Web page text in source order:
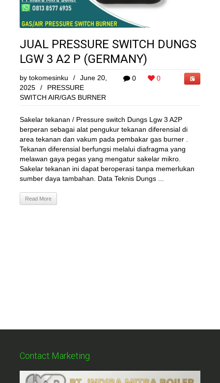
JUAL PRESSURE SWITCH DUNGS
LGW 3 A2 P (GERMANY)
0 0
by tokomesinku /
June 20,
2025
/
PRESSURE
SWITCH AIR/GAS BURNER
Sakelar tekanan / Pressure switch Dungs Lgw 3 A2P
berperan sebagai alat pengukur tekanan diferensial di
area tekanan dan vakum pada pembakar gas burner .
Tekanan diferensial berfungsi melalui diafragma yang
melawan gaya pegas yang mengatur sakelar mikro.
Sakelar tekanan ini dapat beroperasi tanpa memerlukan
sumber daya tambahan. Data Teknis Dungs ...
Read More
Contact Marketing